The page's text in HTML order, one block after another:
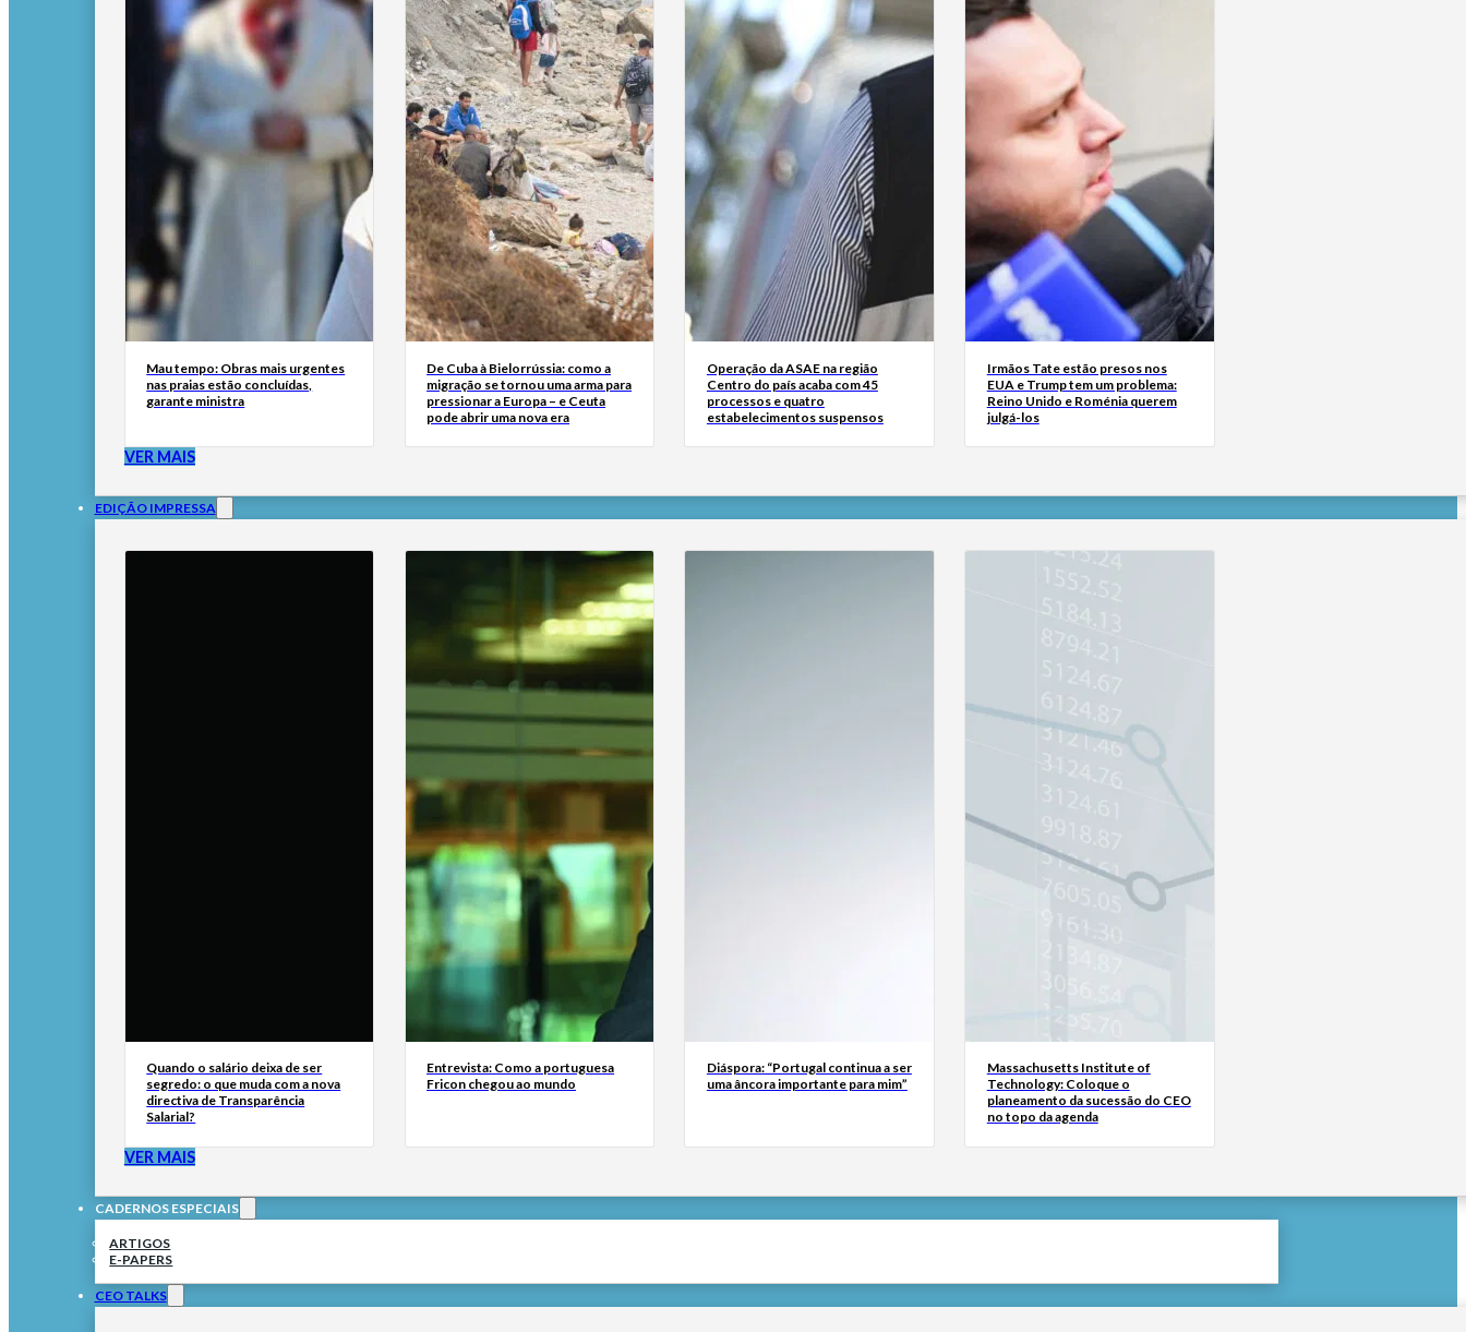
Mau tempo: Obras mais urgentes
nas praias estão concluídas,
garante ministra
De Cuba à Bielorrússia: como a
migração se tornou uma arma para
pressionar a Europa – e Ceuta
pode abrir uma nova era
Operação da ASAE na região
Centro do país acaba com 45
processos e quatro
estabelecimentos suspensos
Irmãos Tate estão presos nos
EUA e Trump tem um problema:
Reino Unido e Roménia querem
julgá-los
VER MAIS
EDIÇÃO IMPRESSA
Quando o salário deixa de ser
segredo: o que muda com a nova
directiva de Transparência
Salarial?
Entrevista: Como a portuguesa
Fricon chegou ao mundo
Diáspora: “Portugal continua a ser
uma âncora importante para mim”
Massachusetts Institute of
Technology: Coloque o
planeamento da sucessão do CEO
no topo da agenda
VER MAIS
CADERNOS ESPECIAIS
ARTIGOS
E-PAPERS
CEO TALKS